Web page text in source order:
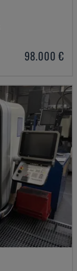
98.000 €